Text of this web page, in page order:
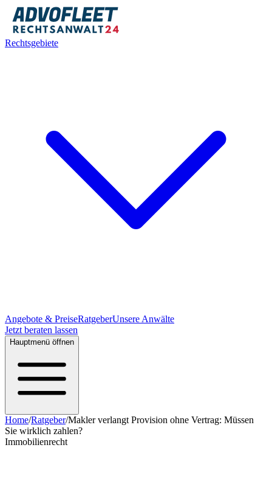
Rechtsgebiete
Angebote & PreiseRatgeberUnsere Anwälte
Jetzt beraten lassen
Hauptmenü öffnen
Home/Ratgeber/Makler verlangt Provision ohne Vertrag: Müssen
Sie wirklich zahlen?
Immobilienrecht